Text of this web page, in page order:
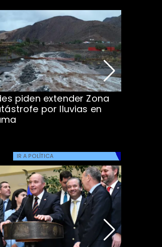
piden extender Zona
por lluvias en
IR A POLÍTICA